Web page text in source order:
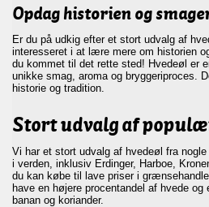
Opdag historien og
Er du på udkig efter et stort udvalg af
interesseret i at lære mere om historien
du kommet til det rette sted! Hvedeøl er
unikke smag, aroma og bryggeriproces.
historie og tradition.
Stort udvalg af
Vi har et stort udvalg af hvedeøl fra
i verden, inklusiv Erdinger, Harboe,
du kan købe til lave priser i
have en højere procentandel af hvede
banan og koriander.